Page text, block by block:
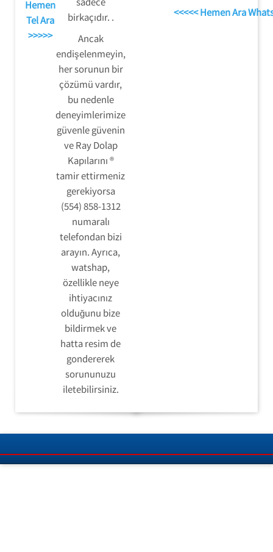
Hemen
Tel Ara
>>>>>
birkaçıdır. .
Ancak
endişelenmeyin,
her sorunun bir
çözümü vardır,
bu nedenle
deneyimlerimize
güvenle güvenin
ve Ray Dolap
Kapılarını ®
tamir ettirmeniz
gerekiyorsa
(554) 858-1312
numaralı
telefondan bizi
arayın. Ayrıca,
watshap,
özellikle neye
ihtiyacınız
olduğunu bize
bildirmek ve
hatta resim de
gondererek
sorununuzu
iletebilirsiniz.
<<<<< Hemen Ara